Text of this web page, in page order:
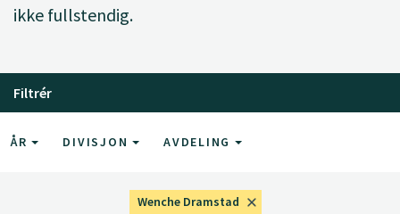
ikke fullstendig.
Filtrér
ÅR DIVISJON AVDELING
Wenche Dramstad